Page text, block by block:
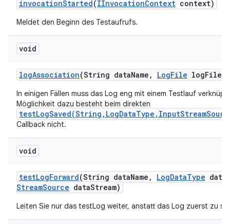
invocationStarted(IInvocationContext context)
Meldet den Beginn des Testaufrufs.
void
logAssociation(String dataName , LogFile logFile)
In einigen Fällen muss das Log eng mit einem Testlauf
Möglichkeit dazu besteht beim direkten
Callback nicht.
void
testLogForward(String dataName , LogDataType data
StreamSource dataStream)
Leiten Sie nur das testLog weiter, anstatt das Log zuerst zu